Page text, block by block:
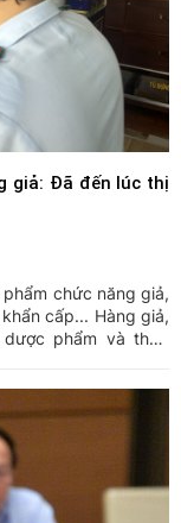
giả: Đã đến lúc thị
chức năng giả,
cấp... Hàng giả,
phẩm và thực